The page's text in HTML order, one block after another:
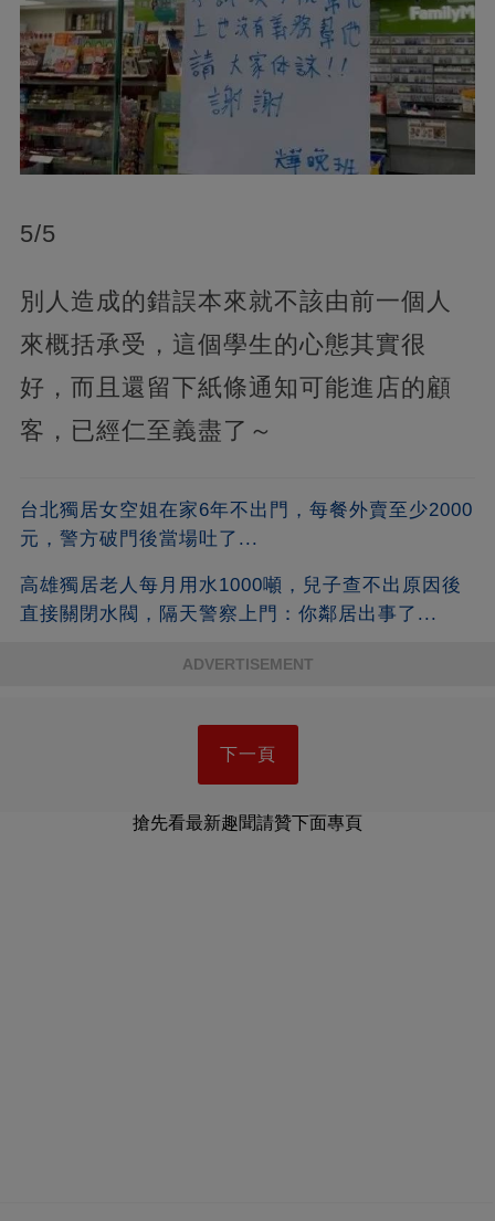
5/5
別人造成的錯誤本來就不該由前一個人
來概括承受，這個學生的心態其實很
好，而且還留下紙條通知可能進店的顧
客，已經仁至義盡了～
台北獨居女空姐在家6年不出門，每餐外賣至少2000
元，警方破門後當場吐了...
高雄獨居老人每月用水1000噸，兒子查不出原因後
直接關閉水閥，隔天警察上門：你鄰居出事了...
ADVERTISEMENT
下一頁
搶先看最新趣聞請贊下面專頁